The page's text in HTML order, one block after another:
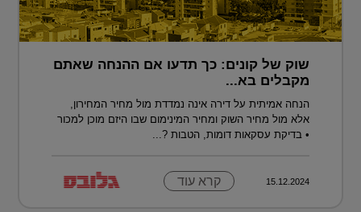
שוק של קונים: כך תדעו אם ההנחה שאתם
מקבלים בא...
הנחה אמיתית על דירה אינה נמדדת מול מחיר המחירון,
אלא מול מחיר השוק ומחיר המינימום שבו היזם מוכן למכור
• בדיקת עסקאות דומות, הטבות ?...
15.12.2024 קרא עוד